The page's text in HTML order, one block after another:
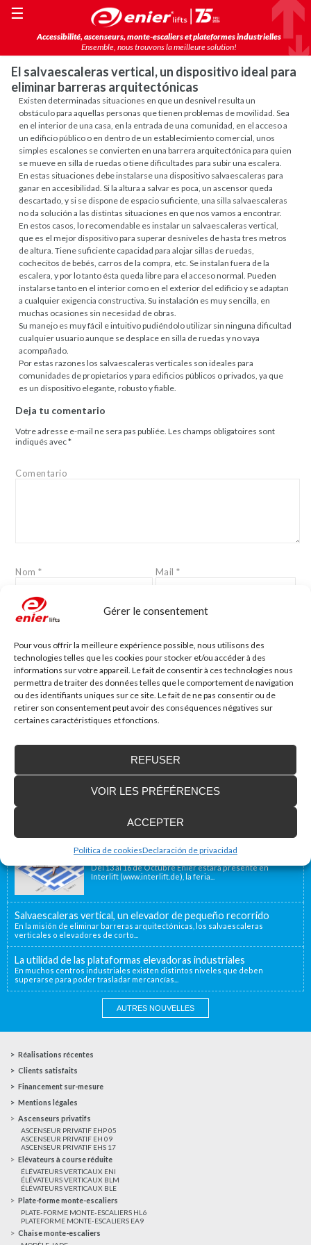
Gérer le consentement
Pour vous offrir la meilleure expérience possible, nous utilisons des
technologies telles que les cookies pour stocker et/ou accéder à des
informations sur votre appareil. Le fait de consentir à ces technologies nous
permettra de traiter des données telles que le comportement de navigation
ou des identifiants uniques sur ce site. Le fait de ne pas consentir ou de
retirer son consentement peut avoir des conséquences négatives sur
certaines caractéristiques et fonctions.
ACCEPTER
REFUSER
VOIR LES PRÉFÉRENCES
Política de cookiesDeclaración de privacidad
Accessibilité, ascenseurs, monte-escaliers et plateformes industrielles
Ensemble, nous trouvons la meilleure solution!
☰
El salvaescaleras vertical, un dispositivo ideal para
eliminar barreras arquitectónicas
Existen determinadas situaciones en que un desnivel resulta un
obstáculo para aquellas personas que tienen problemas de movilidad. Sea
en el interior de una casa, en la entrada de una comunidad, en el acceso a
un edificio público o en dentro de un establecimiento comercial, unos
simples escalones se convierten en una barrera arquitectónica para quien
se mueve en silla de ruedas o tiene dificultades para subir una escalera.
En estas situaciones debe instalarse una dispositivo salvaescaleras para
ganar en accesibilidad. Si la altura a salvar es poca, un ascensor queda
descartado, y si se dispone de espacio suficiente, una silla salvaescaleras
no da solución a las distintas situaciones en que nos vamos a encontrar.
En estos casos, lo recomendable es instalar un salvaescaleras vertical,
que es el mejor dispositivo para superar desniveles de hasta tres metros
de altura. Tiene suficiente capacidad para alojar sillas de ruedas,
cochecitos de bebés, carros de la compra, etc. Se instalan fuera de la
escalera, y por lo tanto ésta queda libre para el acceso normal. Pueden
instalarse tanto en el interior como en el exterior del edificio y se adaptan
a cualquier exigencia constructiva. Su instalación es muy sencilla, en
muchas ocasiones sin necesidad de obras.
Su manejo es muy fácil e intuitivo pudiéndolo utilizar sin ninguna dificultad
cualquier usuario aunque se desplace en silla de ruedas y no vaya
acompañado.
Por estas razones los salvaescaleras verticales son ideales para
comunidades de propietarios y para edificios públicos o privados, ya que
es un dispositivo elegante, robusto y fiable.
Deja tu comentario
Votre adresse e-mail ne sera pas publiée. Les champs obligatoires sont
indiqués avec*
Comentario
Nom* Mail*
Site web
Accessibilité Blog
Nous installons des plates-formes élévatrices
pour les personnes à mobilité réduite, y
compris en France
frontière française, à 40 minutes, nous permet d’offrir...
Enier estará presente en Interlift, la feria líder
en el mundo
Del 13 al 16 de Octubre Enier estará presente en
Interlift (www.interlift.de), la feria...
Salvaescaleras vertical, un elevador de pequeño recorrido
En la misión de eliminar barreras arquitectónicas, los salvaescaleras
verticales o elevadores de corto...
La utilidad de las plataformas elevadoras industriales
En muchos centros industriales existen distintos niveles que deben
superarse para poder trasladar mercancías...
AUTRES NOUVELLES
Réalisations récentes
Clients satisfaits
Financement sur-mesure
Mentions légales
Ascenseurs privatifs
ASCENSEUR PRIVATIF EHP 05
ASCENSEUR PRIVATIF EH 09
ASCENSEUR PRIVATIF EHS 17
Elévateurs à course réduite
ÉLÉVATEURS VERTICAUX ENI
ÉLÉVATEURS VERTICAUX BLM
ÉLÉVATEURS VERTICAUX BLE
Plate-forme monte-escaliers
PLATE-FORME MONTE-ESCALIERS HL6
PLATEFORME MONTE-ESCALIERS EA9
Chaise monte-escaliers